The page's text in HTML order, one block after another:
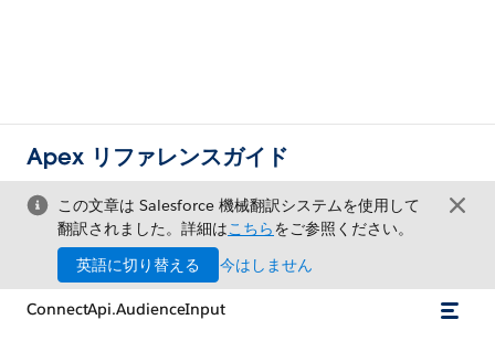
Apex リファレンスガイド
この文章は Salesforce 機械翻訳システムを使用して
翻訳されました。詳細はこちらをご参照ください。
英語に切り替える
今はしません
ConnectApi.AudienceInput